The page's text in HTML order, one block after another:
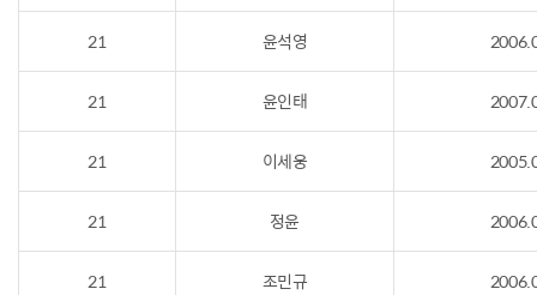
21 윤석영
21 윤인태
21 이세웅
21 정윤
21 조민규